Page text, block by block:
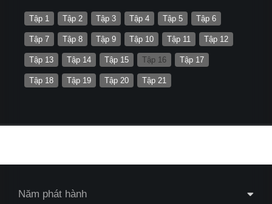
Tập 1 Tập 2 Tập 3 Tập 4 Tập 5 Tập 6
Tập 7 Tập 8 Tập 9 Tập 10 Tập 11 Tập 12
Tập 13 Tập 14 Tập 15 Tập 16 Tập 17
Tập 18 Tập 19 Tập 20 Tập 21
Năm phát hành